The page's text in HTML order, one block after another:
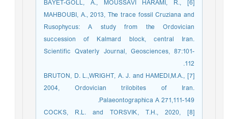
[6] BAYET-GOLL, A., MOUSSAVI HARAMI, R.,
MAHBOUBI, A., 2013, The trace fossil Cruziana and
Rusophycus: A study from the Ordovician
succession of Kalmard block, central Iran.
Scientific Qvaterly Journal, Geosciences, 87:101-
112.
[7] BRUTON, D. L.,WRIGHT, A. J. and HAMEDI,M.A.,
2004, Ordovician trilobites of Iran.
Palaeontographica A 271,111-149.
[8] COCKS, R.L. and TORSVIK, T.H., 2020,